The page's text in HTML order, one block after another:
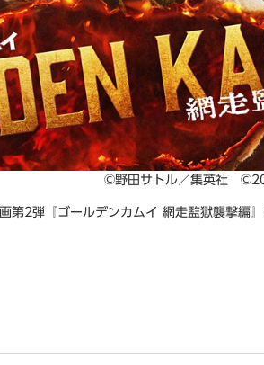
英社 ©2026映画「ゴール
第2弾『ゴールデンカムイ 網走監獄襲撃編